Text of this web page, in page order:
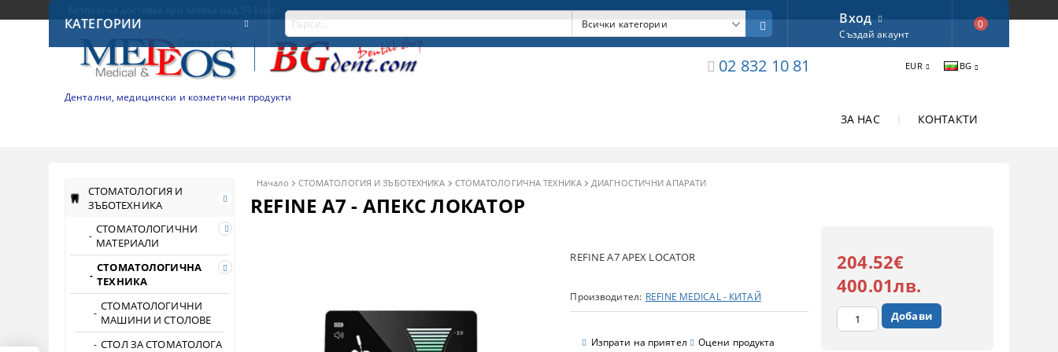
Дентални, медицински и козметични продукти
02 832 10 81 EUR BG
ЗА НАС КОНТАКТИ
КАТЕГОРИИ Вход
Създай акаунт
0
СТОМАТОЛОГИЯ И
ЗЪБОТЕХНИКА
СТОМАТОЛОГИЧНИ
МАТЕРИАЛИ
СТОМАТОЛОГИЧНА
ТЕХНИКА
СТОМАТОЛОГИЧНИ
МАШИНИ И СТОЛОВЕ
СТОЛ ЗА СТОМАТОЛОГА
Начало СТОМАТОЛОГИЯ И ЗЪБОТЕХНИКА СТОМАТОЛОГИЧНА ТЕХНИКА ДИАГНОСТИЧНИ АПАРАТИ
REFINE A7 - АПЕКС ЛОКАТОР
REFINE A7 APEX LOCATOR
Производител: REFINE MEDICAL - КИТАЙ
Изпрати на приятел Оцени продукта
204.52€
400.01лв.